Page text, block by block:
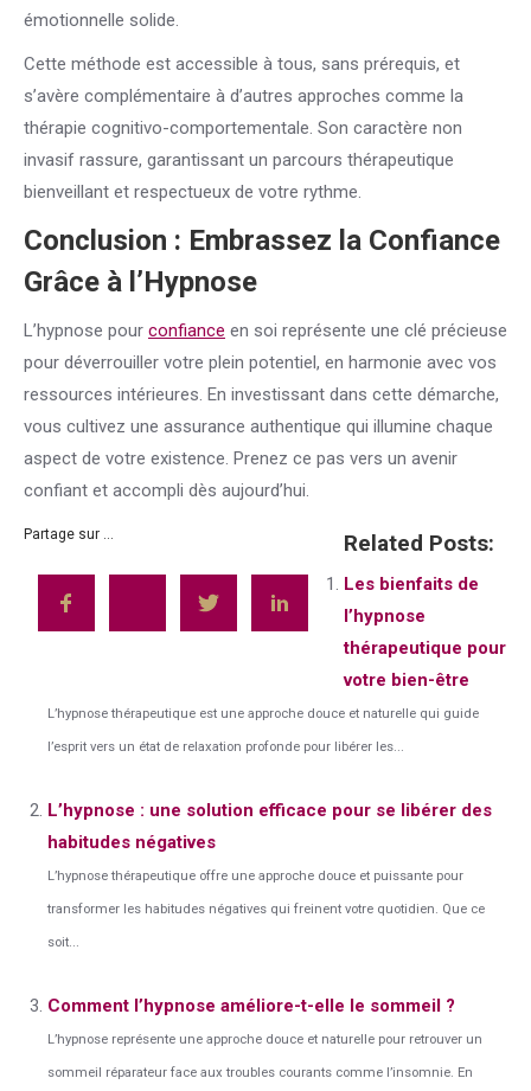
émotionnelle solide.
Cette méthode est accessible à tous, sans prérequis, et
s’avère complémentaire à d’autres approches comme la
thérapie cognitivo-comportementale. Son caractère non
invasif rassure, garantissant un parcours thérapeutique
bienveillant et respectueux de votre rythme.
Conclusion : Embrassez la Confiance
Grâce à l’Hypnose
L’hypnose pour confiance en soi représente une clé précieuse
pour déverrouiller votre plein potentiel, en harmonie avec vos
ressources intérieures. En investissant dans cette démarche,
vous cultivez une assurance authentique qui illumine chaque
aspect de votre existence. Prenez ce pas vers un avenir
confiant et accompli dès aujourd’hui.
Partage sur ... Related Posts:
Les bienfaits de
l’hypnose
thérapeutique pour
votre bien-être
L’hypnose thérapeutique est une approche douce et naturelle qui guide
l’esprit vers un état de relaxation profonde pour libérer les...
L’hypnose : une solution efficace pour se libérer des
habitudes négatives
L’hypnose thérapeutique offre une approche douce et puissante pour
transformer les habitudes négatives qui freinent votre quotidien. Que ce
soit...
Comment l’hypnose améliore-t-elle le sommeil ?
L’hypnose représente une approche douce et naturelle pour retrouver un
sommeil réparateur face aux troubles courants comme l’insomnie. En